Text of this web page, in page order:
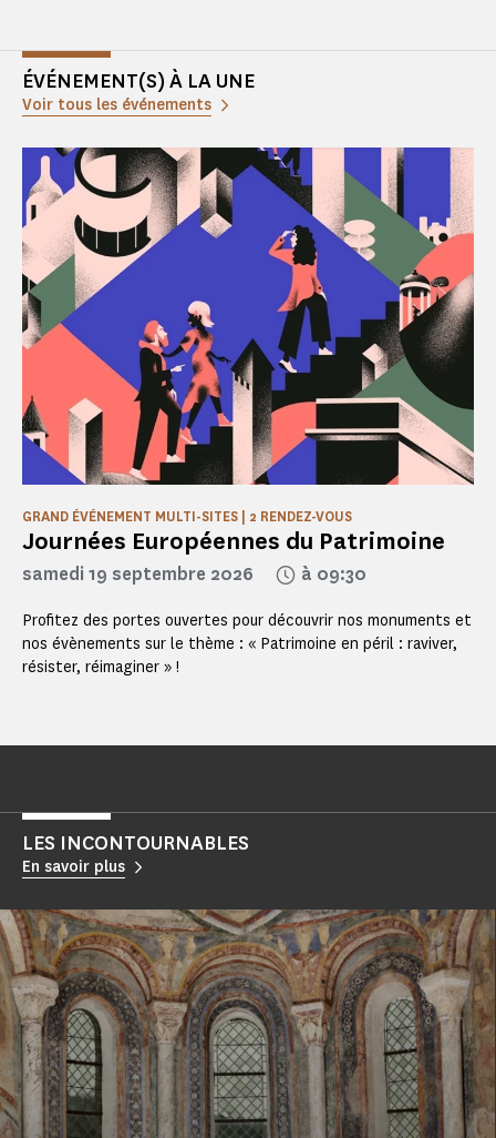
ÉVÉNEMENT(S) À LA UNE
Voir tous les événements
Journées Européennes du Patrimoine
GRAND ÉVÉNEMENT MULTI-SITES | 2 RENDEZ-VOUS
samedi 19 septembre 2026 à 09:30
Profitez des portes ouvertes pour découvrir nos monuments et
nos évènements sur le thème : « Patrimoine en péril : raviver,
résister, réimaginer » !
LES INCONTOURNABLES
En savoir plus